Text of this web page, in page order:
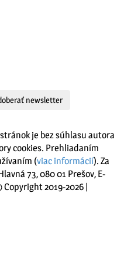
newsletter
je bez súhlasu autora
cookies. Prehliadaním
(viac informácií). Za
73, 080 01 Prešov, E-
2019-2026 |